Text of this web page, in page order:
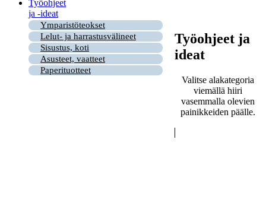
Työohjeet
ja -ideat
Ymparistöteokset
Lelut- ja harrastusvälineet
Sisustus, koti
Asusteet, vaatteet
Paperituotteet
Työohjeet ja
ideat
Valitse alakategoria
viemällä hiiri
vasemmalla olevien
painikkeiden päälle.